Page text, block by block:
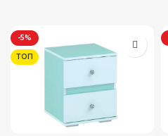
-5%
ТОП